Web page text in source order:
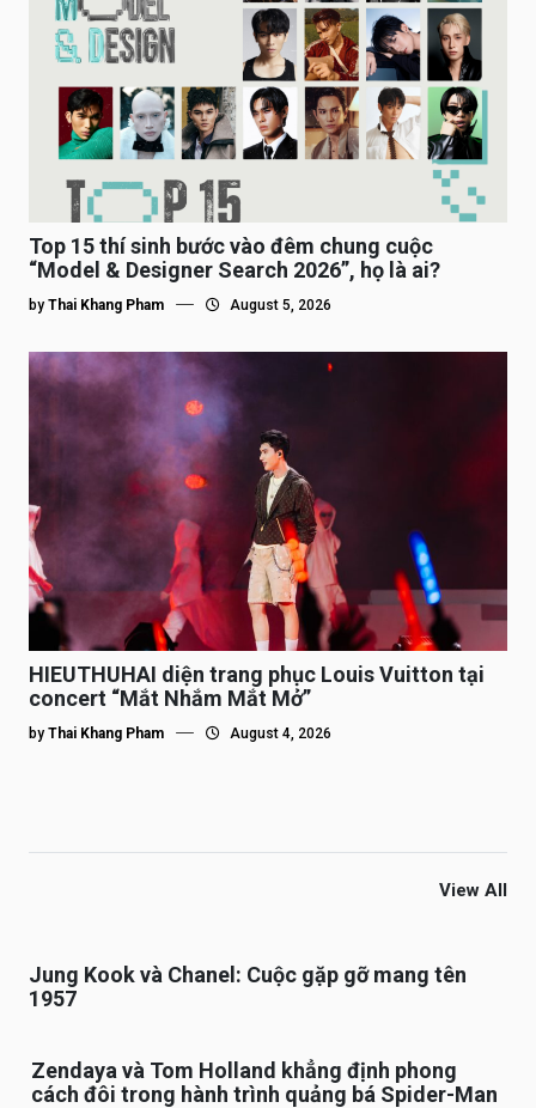
Top 15 thí sinh bước vào đêm chung cuộc
“Model & Designer Search 2026”, họ là ai?
by Thai Khang Pham August 5, 2026
HIEUTHUHAI diện trang phục Louis Vuitton tại
concert “Mắt Nhắm Mắt Mở”
by Thai Khang Pham August 4, 2026
View All
Jung Kook và Chanel: Cuộc gặp gỡ mang tên
1957
Zendaya và Tom Holland khẳng định phong
cách đôi trong hành trình quảng bá Spider-Man